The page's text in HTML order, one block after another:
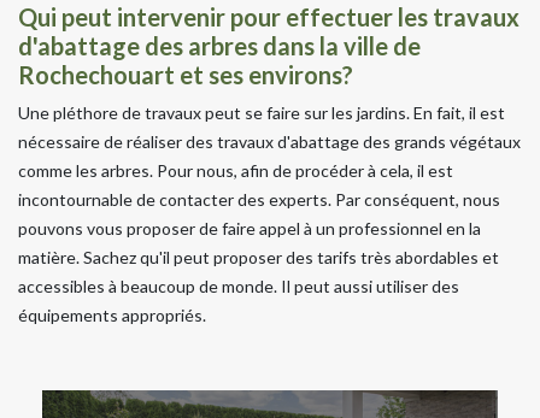
Qui peut intervenir pour effectuer les travaux
d'abattage des arbres dans la ville de
Rochechouart et ses environs?
Une pléthore de travaux peut se faire sur les jardins. En fait, il est
nécessaire de réaliser des travaux d'abattage des grands végétaux
comme les arbres. Pour nous, afin de procéder à cela, il est
incontournable de contacter des experts. Par conséquent, nous
pouvons vous proposer de faire appel à un professionnel en la
matière. Sachez qu'il peut proposer des tarifs très abordables et
accessibles à beaucoup de monde. Il peut aussi utiliser des
équipements appropriés.